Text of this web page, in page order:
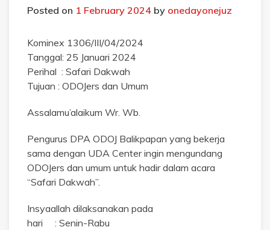
Posted on 1 February 2024 by onedayonejuz
Kominex 1306/III/04/2024
Tanggal: 25 Januari 2024
Perihal : Safari Dakwah
Tujuan : ODOJers dan Umum
Assalamu’alaikum Wr. Wb.
Pengurus DPA ODOJ Balikpapan yang bekerja
sama dengan UDA Center ingin mengundang
ODOJers dan umum untuk hadir dalam acara
“Safari Dakwah”.
Insyaallah dilaksanakan pada
hari : Senin-Rabu